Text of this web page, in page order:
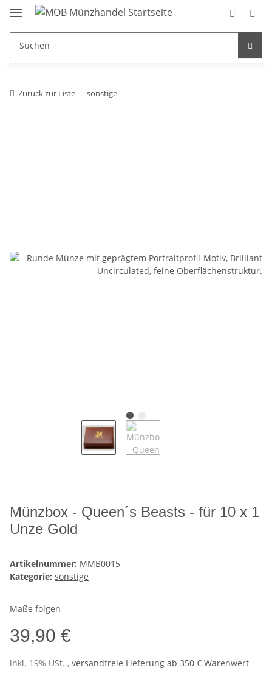
Zurück zur Liste sonstige
Münzbox - Queen´s Beasts - für 10 x 1
Unze Gold
Artikelnummer: MMB0015
Kategorie: sonstige
Maße folgen
39,90 €
inkl. 19% USt. , versandfreie Lieferung ab 350 € Warenwert